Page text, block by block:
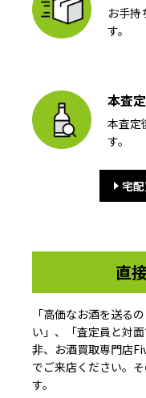
お手持
す。
本査
本査定
す。
宅
直
「高価なお酒を送る
い」、「査定員と対
非、お酒買取専門店
でご来店ください。
す。